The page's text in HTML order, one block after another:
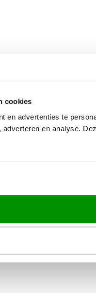
cookies
en advertenties te
en analyse.